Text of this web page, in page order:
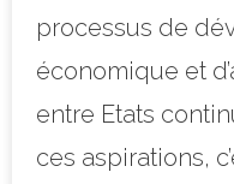
processus de
économique et
entre Etats
ces aspirations,